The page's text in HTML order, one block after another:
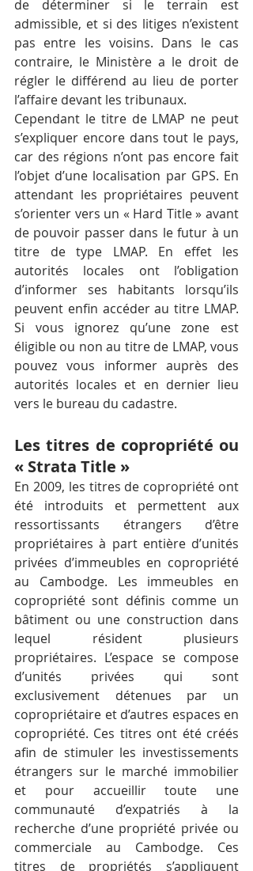
de déterminer si le terrain est
admissible, et si des litiges n’existent
pas entre les voisins. Dans le cas
contraire, le Ministère a le droit de
régler le différend au lieu de porter
l’affaire devant les tribunaux.
Cependant le titre de LMAP ne peut
s’expliquer encore dans tout le pays,
car des régions n’ont pas encore fait
l’objet d’une localisation par GPS. En
attendant les propriétaires peuvent
s’orienter vers un « Hard Title » avant
de pouvoir passer dans le futur à un
titre de type LMAP. En effet les
autorités locales ont l’obligation
d’informer ses habitants lorsqu’ils
peuvent enfin accéder au titre LMAP.
Si vous ignorez qu’une zone est
éligible ou non au titre de LMAP, vous
pouvez vous informer auprès des
autorités locales et en dernier lieu
vers le bureau du cadastre.
Les titres de copropriété ou
« Strata Title »
En 2009, les titres de copropriété ont
été introduits et permettent aux
ressortissants étrangers d’être
propriétaires à part entière d’unités
privées d’immeubles en copropriété
au Cambodge. Les immeubles en
copropriété sont définis comme un
bâtiment ou une construction dans
lequel résident plusieurs
propriétaires. L’espace se compose
d’unités privées qui sont
exclusivement détenues par un
copropriétaire et d’autres espaces en
copropriété. Ces titres ont été créés
afin de stimuler les investissements
étrangers sur le marché immobilier
et pour accueillir toute une
communauté d’expatriés à la
recherche d’une propriété privée ou
commerciale au Cambodge. Ces
titres de propriétés s’appliquent